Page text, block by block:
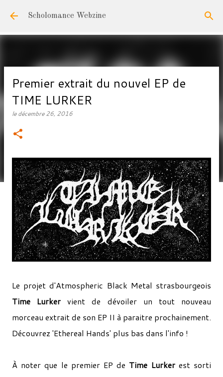
Accéder au contenu principal
Scholomance Webzine
Premier extrait du nouvel EP de
TIME LURKER
ledécembre 26, 2016
Le projet d'Atmospheric Black Metal strasbourgeois
Time Lurkervient de dévoiler un tout nouveau
morceau extrait de son EP II à paraitre prochainement.
Découvrez 'Ethereal Hands' plus bas dans l'info !
À noter que le premier EP de Time Lurker est sorti